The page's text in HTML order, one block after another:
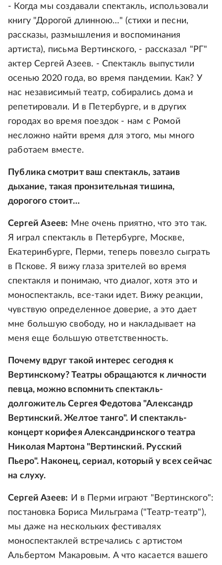
- Когда мы создавали спектакль, использовали
книгу "Дорогой длинною…" (стихи и песни,
рассказы, размышления и воспоминания
артиста), письма Вертинского, - рассказал "РГ"
актер Сергей Азеев. - Спектакль выпустили
осенью 2020 года, во время пандемии. Как? У
нас независимый театр, собирались дома и
репетировали. И в Петербурге, и в других
городах во время поездок - нам с Ромой
несложно найти время для этого, мы много
работаем вместе.
Публика смотрит ваш спектакль, затаив
дыхание, такая пронзительная тишина,
дорогого стоит…
Сергей Азеев: Мне очень приятно, что это так.
Я играл спектакль в Петербурге, Москве,
Екатеринбурге, Перми, теперь повезло сыграть
в Пскове. Я вижу глаза зрителей во время
спектакля и понимаю, что диалог, хотя это и
моноспектакль, все-таки идет. Вижу реакции,
чувствую определенное доверие, а это дает
мне большую свободу, но и накладывает на
меня еще большую ответственность.
Почему вдруг такой интерес сегодня к
Вертинскому? Театры обращаются к личности
певца, можно вспомнить спектакль-
долгожитель Сергея Федотова "Александр
Вертинский. Желтое танго". И спектакль-
концерт корифея Александринского театра
Николая Мартона "Вертинский. Русский
Пьеро". Наконец, сериал, который у всех сейчас
на слуху.
Сергей Азеев: И в Перми играют "Вертинского":
постановка Бориса Мильграма ("Театр-театр"),
мы даже на нескольких фестивалях
моноспектаклей встречались с артистом
Альбертом Макаровым. А что касается вашего